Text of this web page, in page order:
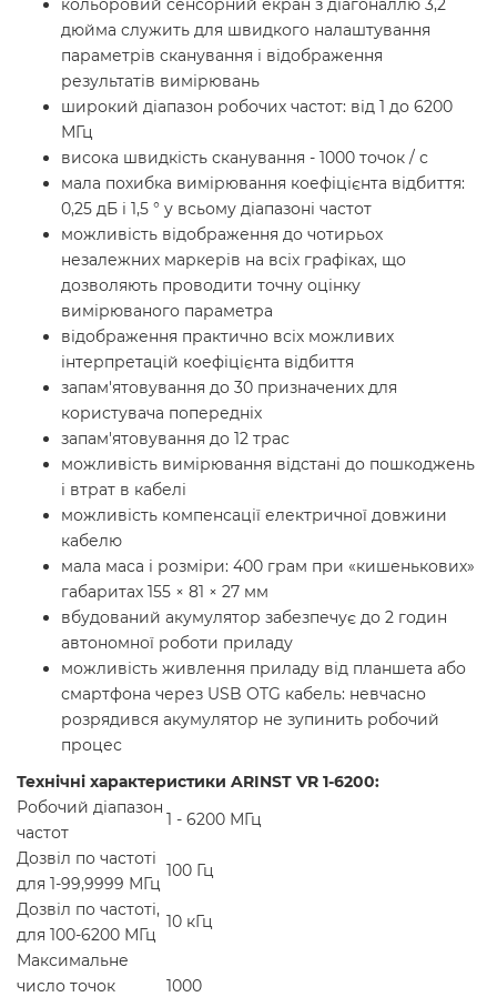
кольоровий сенсорний екран з діагоналлю 3,2
дюйма служить для швидкого налаштування
параметрів сканування і відображення
результатів вимірювань
широкий діапазон робочих частот: від 1 до 6200
МГц
висока швидкість сканування - 1000 точок / с
мала похибка вимірювання коефіцієнта відбиття:
0,25 дБ і 1,5 ° у всьому діапазоні частот
можливість відображення до чотирьох
незалежних маркерів на всіх графіках, що
дозволяють проводити точну оцінку
вимірюваного параметра
відображення практично всіх можливих
інтерпретацій коефіцієнта відбиття
запам'ятовування до 30 призначених для
користувача попередніх
запам'ятовування до 12 трас
можливість вимірювання відстані до пошкоджень
і втрат в кабелі
можливість компенсації електричної довжини
кабелю
мала маса і розміри: 400 грам при «кишенькових»
габаритах 155 × 81 × 27 мм
вбудований акумулятор забезпечує до 2 годин
автономної роботи приладу
можливість живлення приладу від планшета або
смартфона через USB OTG кабель: невчасно
розрядився акумулятор не зупинить робочий
процес
Технічні характеристики ARINST VR 1-6200:
Робочий діапазон
частот
1 - 6200 МГц
Дозвіл по частоті
для 1-99,9999 МГц
100 Гц
Дозвіл по частоті,
для 100-6200 МГц
10 кГц
Максимальне
число точок
1000